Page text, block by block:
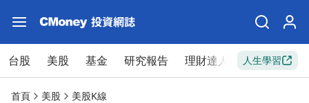
台股 美股 基金 研究報告 理財達人 新手入門
人生學習
首頁 美股 美股K線